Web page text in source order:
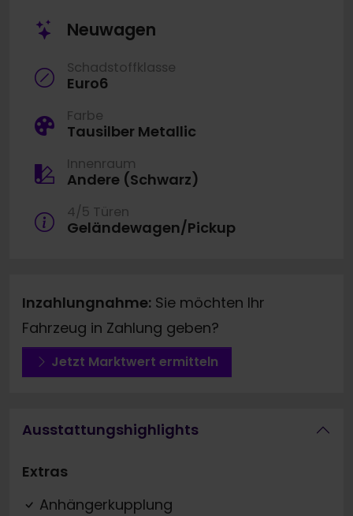
Neuwagen
Schadstoffklasse
Euro6
Farbe
Tausilber Metallic
Innenraum
Andere (Schwarz)
4/5 Türen
Geländewagen/Pickup
Inzahlungnahme: Sie möchten Ihr
Fahrzeug in Zahlung geben?
Jetzt Marktwert ermitteln
Ausstattungshighlights
Extras
Anhängerkupplung